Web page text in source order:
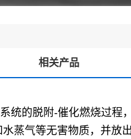
相关产品
统的脱附-催化燃烧过程
水蒸气等无害物质，并放